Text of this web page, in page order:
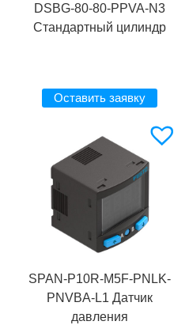
DSBG-80-80-PPVA-N3
Стандартный цилиндр
Оставить заявку
SPAN-P10R-M5F-PNLK-
PNVBA-L1 Датчик
давления